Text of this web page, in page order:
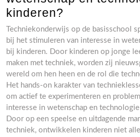
kinderen?
Techniekonderwijs op de basisschool
bij het stimuleren van interesse in
bij kinderen. Door kinderen op jonge
maken met techniek, worden zij
wereld om hen heen en de rol die
Het hands-on karakter van
om actief te experimenteren en
interesse in wetenschap en
Door op een speelse en uitdagende
techniek, ontwikkelen kinderen niet